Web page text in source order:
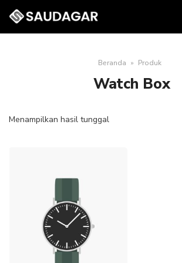
Beranda Produk
Watch Box
Menampilkan hasil tunggal